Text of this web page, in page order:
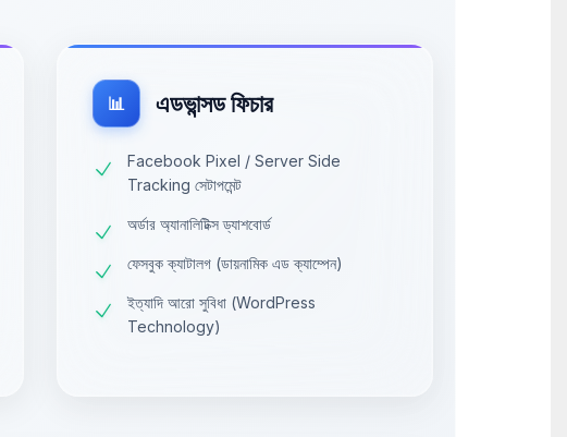
📊 এডভান্সড ফিচার
Facebook Pixel / Server Side
Tracking সেটাপমেন্ট
অর্ডার অ্যানালিটিক্স ড্যাশবোর্ড
ফেসবুক ক্যাটালগ (ডায়নামিক এড ক্যাম্পেন)
ইত্যাদি আরো সুবিধা (WordPress
Technology)